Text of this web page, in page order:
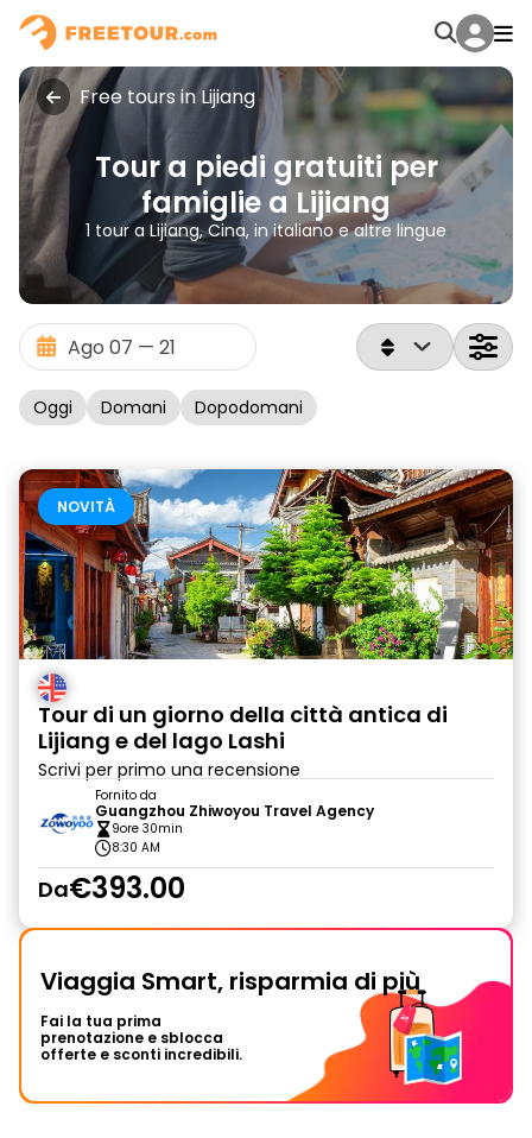
Free tours in Lijiang
Tour a piedi gratuiti per
famiglie a Lijiang
1 tour a Lijiang, Cina, in italiano e altre lingue
Oggi Domani Dopodomani
NOVITÀ
Tour di un giorno della città antica di
Lijiang e del lago Lashi
Scrivi per primo una recensione
Fornito da
Guangzhou Zhiwoyou Travel Agency
9ore 30min
8:30 AM
Da€393.00
Viaggia Smart, risparmia di più
Fai la tua prima
prenotazione e sblocca
offerte e sconti incredibili.